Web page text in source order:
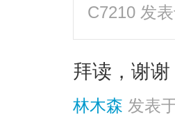
C7210 发
拜读，谢谢
林木森 发表